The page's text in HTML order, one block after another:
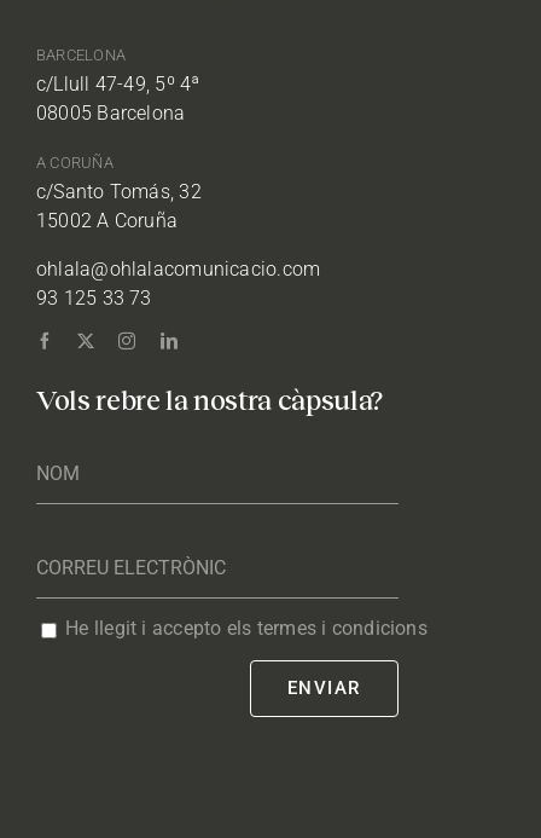
BARCELONA
c/Llull 47-49, 5º 4ª
08005 Barcelona
A CORUÑA
c/Santo Tomás, 32
15002 A Coruña
ohlala@ohlalacomunicacio.com
93 125 33 73
Vols rebre la nostra càpsula?
He llegit i accepto els termes i condicions